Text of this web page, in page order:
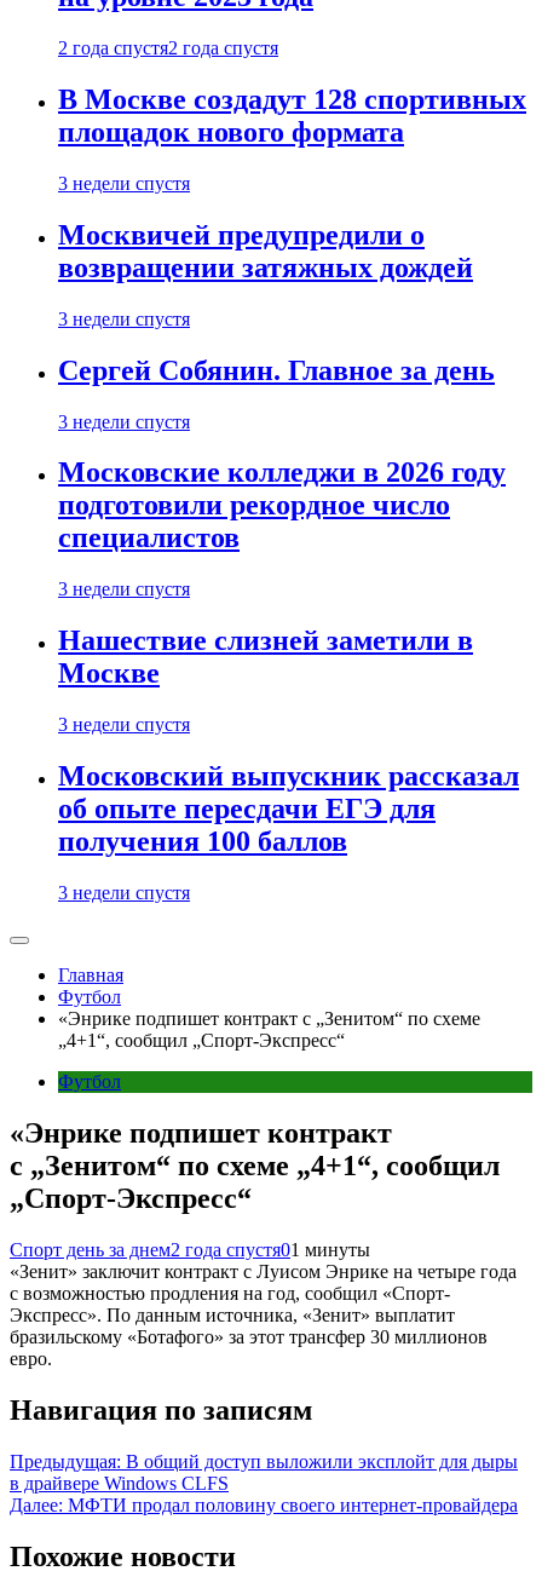
2 года спустя2 года спустя
В Москве создадут 128 спортивных
площадок нового формата
3 недели спустя
Москвичей предупредили о
возвращении затяжных дождей
3 недели спустя
Сергей Собянин. Главное за день
3 недели спустя
Московские колледжи в 2026 году
подготовили рекордное число
специалистов
3 недели спустя
Нашествие слизней заметили в
Москве
3 недели спустя
Московский выпускник рассказал
об опыте пересдачи ЕГЭ для
получения 100 баллов
3 недели спустя
Главная
Футбол
«Энрике подпишет контракт с „Зенитом“ по схеме
„4+1“, сообщил „Спорт-Экспресс“
Футбол
«Энрике подпишет контракт
с „Зенитом“ по схеме „4+1“, сообщил
„Спорт-Экспресс“
Спорт день за днем2 года спустя01 минуты
«Зенит» заключит контракт с Луисом Энрике на четыре года
с возможностью продления на год, сообщил «Спорт-
Экспресс». По данным источника, «Зенит» выплатит
бразильскому «Ботафого» за этот трансфер 30 миллионов
евро.
Навигация по записям
Предыдущая: В общий доступ выложили эксплойт для дыры
в драйвере Windows CLFS
Далее: МФТИ продал половину своего интернет-провайдера
Похожие новости